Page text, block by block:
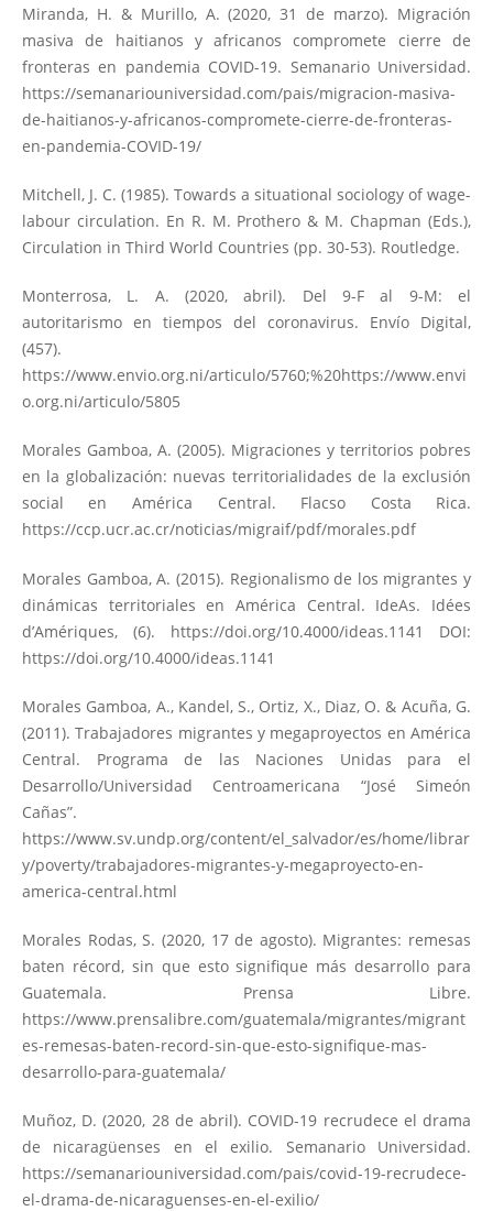
Miranda, H. & Murillo, A. (2020, 31 de marzo). Migración
masiva de haitianos y africanos compromete cierre de
fronteras en pandemia COVID-19. Semanario Universidad.
https://semanariouniversidad.com/pais/migracion-masiva-
de-haitianos-y-africanos-compromete-cierre-de-fronteras-
en-pandemia-COVID-19/
Mitchell, J. C. (1985). Towards a situational sociology of wage-
labour circulation. En R. M. Prothero & M. Chapman (Eds.),
Circulation in Third World Countries (pp. 30-53). Routledge.
Monterrosa, L. A. (2020, abril). Del 9-F al 9-M: el
autoritarismo en tiempos del coronavirus. Envío Digital,
(457).
https://www.envio.org.ni/articulo/5760;%20https://www.envi
o.org.ni/articulo/5805
Morales Gamboa, A. (2005). Migraciones y territorios pobres
en la globalización: nuevas territorialidades de la exclusión
social en América Central. Flacso Costa Rica.
https://ccp.ucr.ac.cr/noticias/migraif/pdf/morales.pdf
Morales Gamboa, A. (2015). Regionalismo de los migrantes y
dinámicas territoriales en América Central. IdeAs. Idées
d’Amériques, (6). https://doi.org/10.4000/ideas.1141
DOI:
https://doi.org/10.4000/ideas.1141
Morales Gamboa, A., Kandel, S., Ortiz, X., Diaz, O. & Acuña, G.
(2011). Trabajadores migrantes y megaproyectos en América
Central. Programa de las Naciones Unidas para el
Desarrollo/Universidad Centroamericana “José Simeón
Cañas”.
https://www.sv.undp.org/content/el_salvador/es/home/librar
y/poverty/trabajadores-migrantes-y-megaproyecto-en-
america-central.html
Morales Rodas, S. (2020, 17 de agosto). Migrantes: remesas
baten récord, sin que esto signifique más desarrollo para
Guatemala. Prensa Libre.
https://www.prensalibre.com/guatemala/migrantes/migrant
es-remesas-baten-record-sin-que-esto-signifique-mas-
desarrollo-para-guatemala/
Muñoz, D. (2020, 28 de abril). COVID-19 recrudece el drama
de nicaragüenses en el exilio. Semanario Universidad.
https://semanariouniversidad.com/pais/covid-19-recrudece-
el-drama-de-nicaraguenses-en-el-exilio/